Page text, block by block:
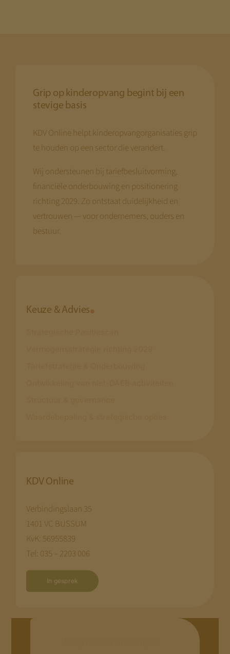
Grip op kinderopvang begint bij een
stevige basis
KDV Online helpt kinderopvangorganisaties grip
te houden op een sector die verandert.
Wij ondersteunen bij tariefbesluitvorming,
financiële onderbouwing en positionering
richting 2029. Zo ontstaat duidelijkheid en
vertrouwen — voor ondernemers, ouders en
bestuur.
Keuze & Advies
KDV Online
Verbindingslaan 35
1401 VC BUSSUM
KvK: 56955839
Tel: 035 – 2203 006
In gesprek